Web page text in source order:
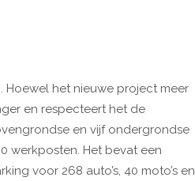
het nieuwe project meer
en respecteert het de
en vijf ondergrondse
werkposten. Het bevat een
voor 268 auto’s, 40 moto’s en